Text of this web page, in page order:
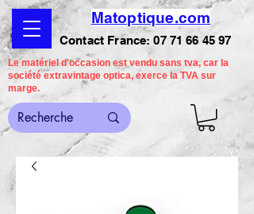
Matoptique.com
Contact France:07 71 66 45 97
Le matériel d'occasion est vendu sans tva, car la
société extravintage optica, exerce la TVA sur
marge.